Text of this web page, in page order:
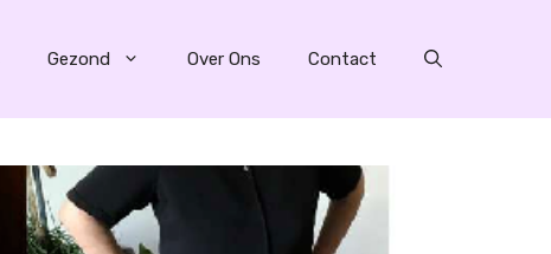
Gezond Over Ons Contact